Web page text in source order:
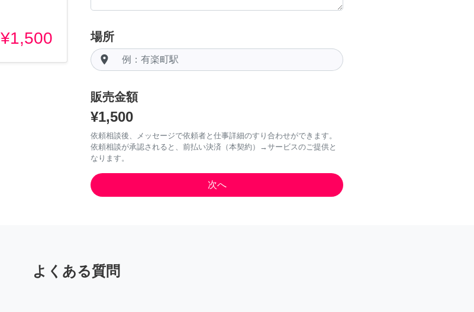
¥1,500 場所
room
販売金額
¥1,500
依頼相談後、メッセージで依頼者と仕事詳細のすり合わせができます。
依頼相談が承認されると、前払い決済（本契約）→サービスのご提供と
なります。
よくある質問